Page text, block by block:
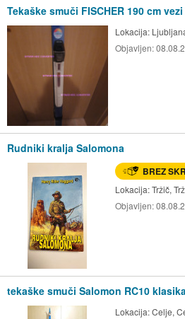
Tekaške smuči FISCHER 190 cm
Lokacija:
Objavljen:
Rudniki kralja Salomona
BREZ
Lokacija:Tržič,
Objavljen:
tekaške smuči Salomon RC10
Lokacija:Celje,